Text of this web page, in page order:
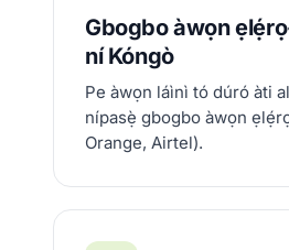
Gbogbo àwọn
ní Kóngò
Pe àwọn láìnì tó dúró àti
nípasẹ̀ gbogbo àwọn
Orange, Airtel).